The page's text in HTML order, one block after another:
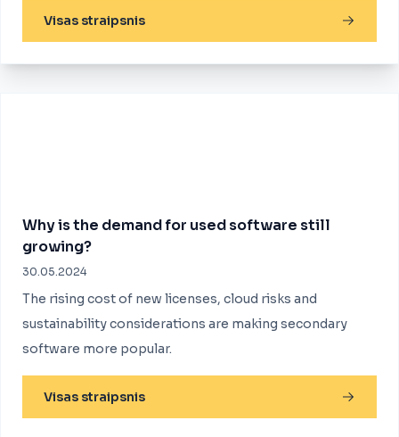
Visas straipsnis
Why is the demand for used software still
growing?
30.05.2024
The rising cost of new licenses, cloud risks and
sustainability considerations are making secondary
software more popular.
Visas straipsnis